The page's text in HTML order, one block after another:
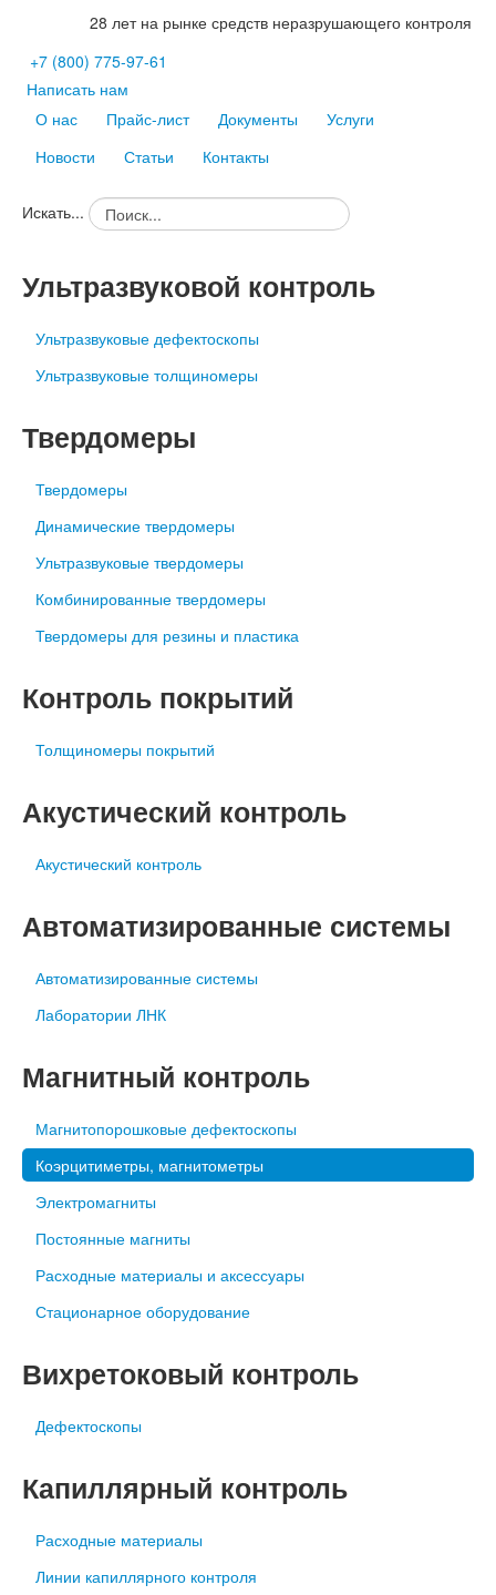
28 лет на рынке средств неразрушающего контроля
+7 (800) 775-97-61
Написать нам
О нас
Прайс-лист Документы
Услуги
Новости
Статьи Контакты
Искать...
Ультразвуковой контроль
Ультразвуковые дефектоскопы
Ультразвуковые толщиномеры
Твердомеры
Твердомеры
Динамические твердомеры
Ультразвуковые твердомеры
Комбинированные твердомеры
Твердомеры для резины и пластика
Контроль покрытий
Толщиномеры покрытий
Акустический контроль
Акустический контроль
Автоматизированные системы
Автоматизированные системы
Лаборатории ЛНК
Магнитный контроль
Магнитопорошковые дефектоскопы
Коэрцитиметры, магнитометры
Электромагниты
Постоянные магниты
Расходные материалы и аксессуары
Стационарное оборудование
Вихретоковый контроль
Дефектоскопы
Капиллярный контроль
Расходные материалы
Линии капиллярного контроля